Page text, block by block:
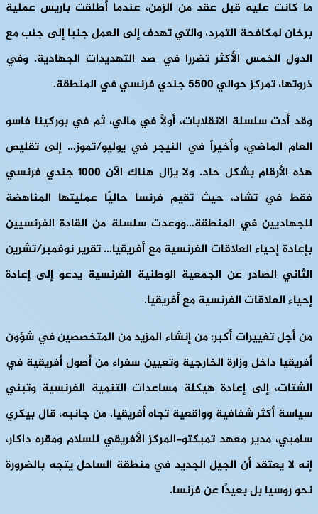
ما كانت عليه قبل عقد من الزمن، عندما أطلقت باريس عملية
برخان لمكافحة التمرد، والتي تهدف إلى العمل جنبا إلى جنب مع
الدول الخمس الأكثر تضررا في صد التهديدات الجهادية. وفي
ذروتها، تمركز حوالي 5500 جندي فرنسي في المنطقة.
وقد أدت سلسلة الانقلابات، أولاً في مالي، ثم في بوركينا فاسو
العام الماضي، وأخيراً في النيجر في يوليو/تموز… إلى تقليص
هذه الأرقام بشكل حاد. ولا يزال هناك الآن 1000 جندي فرنسي
فقط في تشاد، حيث تقيم فرنسا حاليًا عمليتها المناهضة
للجهاديين في المنطقة…ووعدت سلسلة من القادة الفرنسيين
بإعادة إحياء العلاقات الفرنسية مع أفريقيا… تقرير نوفمبر/تشرين
الثاني الصادر عن الجمعية الوطنية الفرنسية يدعو إلى إعادة
إحياء العلاقات الفرنسية مع أفريقيا.
من أجل تغييرات أكبر: من إنشاء المزيد من المتخصصين في شؤون
أفريقيا داخل وزارة الخارجية وتعيين سفراء من أصول أفريقية في
الشتات، إلى إعادة هيكلة مساعدات التنمية الفرنسية وتبني
سياسة أكثر شفافية وواقعية تجاه أفريقيا. من جانبه، قال بيكري
سامبي، مدير معهد تمبكتو-المركز الأفريقي للسلام ومقره داكار،
إنه لا يعتقد أن الجيل الجديد في منطقة الساحل يتجه بالضرورة
نحو روسيا بل بعيدًا عن فرنسا.